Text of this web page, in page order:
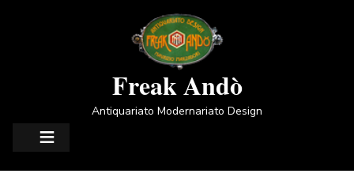
Freak Andò
Antiquariato Modernariato Design